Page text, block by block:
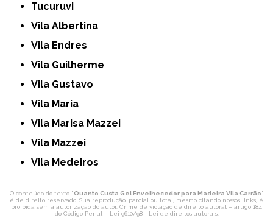
Tucuruvi
Vila Albertina
Vila Endres
Vila Guilherme
Vila Gustavo
Vila Maria
Vila Marisa Mazzei
Vila Mazzei
Vila Medeiros
O conteúdo do texto "Quanto Custa Gel Envelhecedor para Madeira Vila Carrão"
é de direito reservado. Sua reprodução, parcial ou total, mesmo citando nossos links, é
proibida sem a autorização do autor. Crime de violação de direito autoral – artigo 184
do Código Penal – Lei 9610/98 - Lei de direitos autorais.